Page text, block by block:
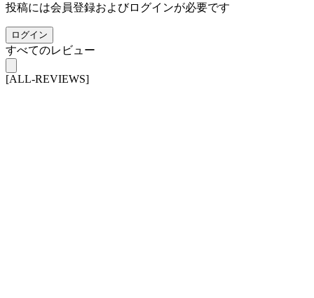
投稿には会員登録およびログインが必要です
ログイン
すべてのレビュー
[ALL-REVIEWS]